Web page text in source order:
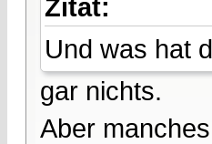
Zitat:
Und was hat
gar nichts.
Aber